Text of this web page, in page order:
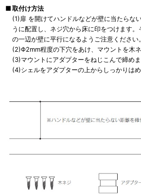
■取付け方法
(1)扉 を開けてハンドルなどが壁に当たらな
うに配置し、ネジ穴から床に印をつけます
の一辺が壁に平行になるようご注意ください。
(2)Φ2mm程度の下穴をあけ、マウントを木ネ
(3)マウントにアダプターをねじこんで締めま
(4)シェルをアダプターの上からしっかりはめ